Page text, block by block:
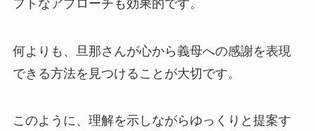
フトなアプローチも効果的です。
何よりも、旦那さんが心から義母への感謝を表現
できる方法を見つけることが大切です。
このように、理解を示しながらゆっくりと提案す